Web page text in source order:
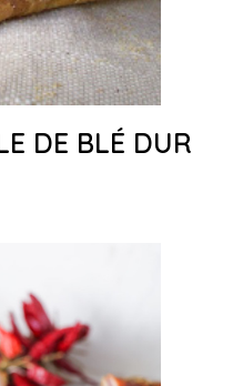
DE BLÉ DUR